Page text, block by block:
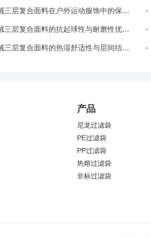
三层复合面料在户外运动服饰中的保暖
三层复合面料的抗起球性与耐磨性优化
三层复合面料的热湿舒适性与层间结合
产品
尼龙过滤袋
PE过滤袋
PP过滤袋
热熔过滤袋
非标过滤袋